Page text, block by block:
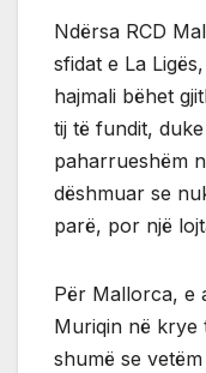
Ndërsa RCD
sfidat e La
hajmali bëhet
tij të fundit,
paharrueshëm
dëshmuar se
parë, por një
Për Mallorca, e
Muriqin në krye
shumë se